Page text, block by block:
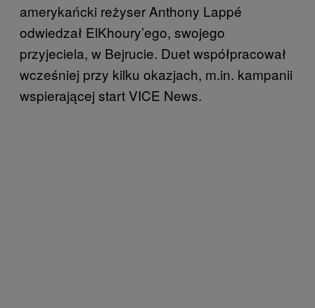
amerykańcki reżyser Anthony Lappé
odwiedzał ElKhoury’ego, swojego
przyjeciela, w Bejrucie. Duet współpracował
wcześniej przy kilku okazjach, m.in. kampanii
wspierającej start VICE News.